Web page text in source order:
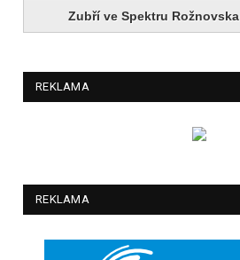
Zubří ve Spektru Rožnovska
REKLAMA
REKLAMA